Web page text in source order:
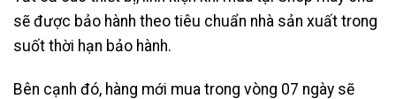
sẽ được bảo hành theo tiêu chuẩn nhà sản xuất trong
suốt thời hạn bảo hành.
Bên cạnh đó, hàng mới mua trong vòng 07 ngày sẽ